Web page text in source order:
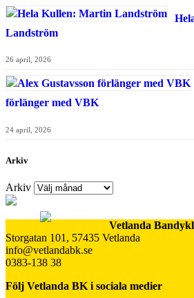
Landström
26 april, 2026
förlänger med VBK
24 april, 2026
Arkiv
Arkiv
Vetlanda
Storgatan 101, 57435 Vetlanda
info@vetlandabk.se
0383-138 38
Följ Vetlanda BK i sociala medier